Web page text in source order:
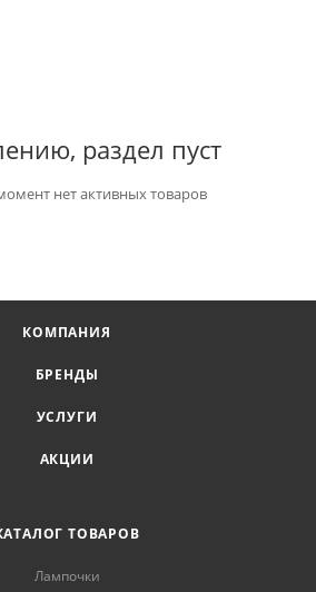
раздел пуст
нет активных товаров
КОМПАНИЯ
БРЕНДЫ
УСЛУГИ
АКЦИИ
ТОВАРОВ
Лампочки